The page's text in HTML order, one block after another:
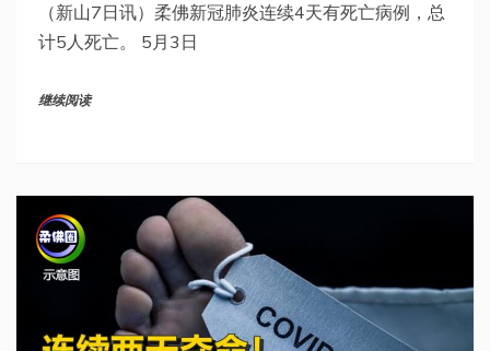
（新山7日讯）柔佛新冠肺炎连续4天有死亡病例，总
计5人死亡。 5月3日
继续阅读